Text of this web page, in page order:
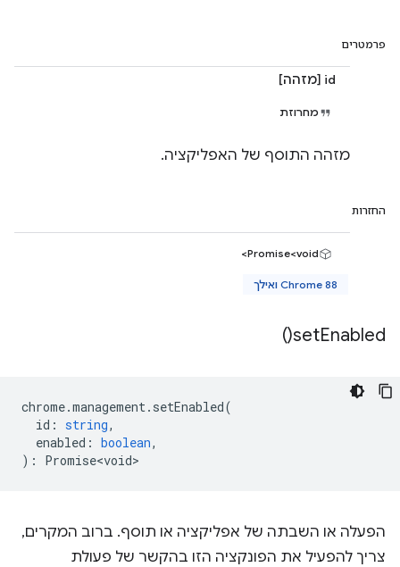
פרמטרים
id [מזהה]
מחרוזת
מזהה התוסף של האפליקציה.
החזרות
Promise<void>
Chrome 88 ואילך
setEnabled(
)
chrome.management. setEnabled(
id : string,
enabled : boolean,
) : Promise<void>
הפעלה או השבתה של אפליקציה או תוסף. ברוב המקרים,
צריך להפעיל את הפונקציה הזו בהקשר של פעולת